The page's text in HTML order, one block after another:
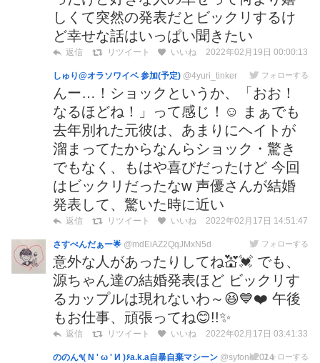
しくて突然の発表だとビックリするけ
ど幸せな話はいっぱい聞きたい
返信 リツイート いいね 2022年02月19日 00:00:13
しゅり@オラソワイベ 参加(予定) @4yuri_tinker フォローする
んー…！ショックというか、「おお！
なるほどね！」って感じ！☺️ まぁでも
去年別れた元彼は、あまりにヘイトが
溜まってたからなんらショック・驚き
でもなく、もはや喜びだったけど 今回
はビックリだったなw 声優さんが結婚
発表して、驚いた時に近い
返信 リツイート いいね 2022年02月17日 14:51:47
さすぺんだぁー🌟 @mdEiAZ2QqJMxN5d フォローする
意外な人があったりしてね💒💓 でも、
源ちゃん達の結婚発表ほど ビックリす
るカップルは現れないわ～😆💙❤️ 午後
もお仕事、頑張ってね😊!!✨
返信 リツイート いいね 2022年02月17日 03:41:33
ののん٩( N ' ω ' И )۶a.k.a自暴自棄マシーン @syfone2014フォローする